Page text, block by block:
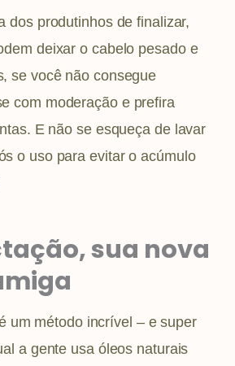
dos produtinhos de finalizar,
deixar o cabelo pesado e
se você não consegue
com moderação e prefira
E não se esqueça de lavar
o uso para evitar o acúmulo
sua nova
um método incrível – e super
a gente usa óleos naturais